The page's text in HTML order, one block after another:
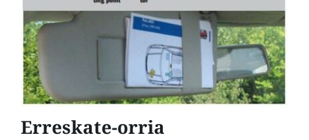
Erreskate-orria